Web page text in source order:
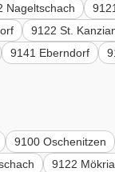
Nageltschach
9122 St.
9141 Eberndorf
9100 Oschenitzen
9122